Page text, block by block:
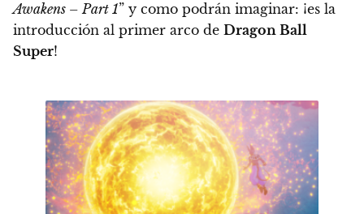
Awakens – Part 1” y como podrán imaginar: ¡es la
introducción al primer arco de Dragon Ball
Super!